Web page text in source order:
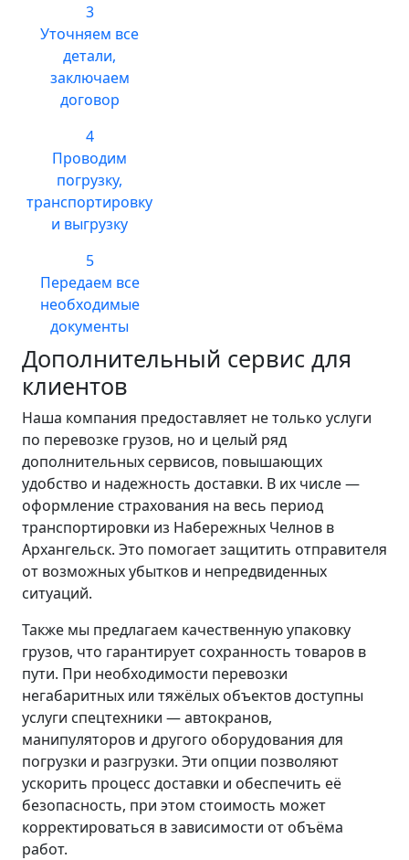
3
Уточняем все
детали,
заключаем
договор
4
Проводим
погрузку,
транспортировку
и выгрузку
5
Передаем все
необходимые
документы
Дополнительный сервис для
клиентов
Наша компания предоставляет не только услуги
по перевозке грузов, но и целый ряд
дополнительных сервисов, повышающих
удобство и надежность доставки. В их числе —
оформление страхования на весь период
транспортировки из Набережных Челнов в
Архангельск. Это помогает защитить отправителя
от возможных убытков и непредвиденных
ситуаций.
Также мы предлагаем качественную упаковку
грузов, что гарантирует сохранность товаров в
пути. При необходимости перевозки
негабаритных или тяжёлых объектов доступны
услуги спецтехники — автокранов,
манипуляторов и другого оборудования для
погрузки и разгрузки. Эти опции позволяют
ускорить процесс доставки и обеспечить её
безопасность, при этом стоимость может
корректироваться в зависимости от объёма
работ.